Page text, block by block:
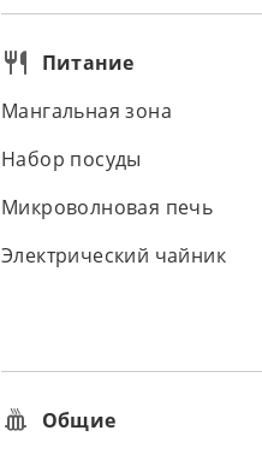
Питание
Мангальная зона
Набор посуды
Микроволновая печь
Электрический чайник
Общие